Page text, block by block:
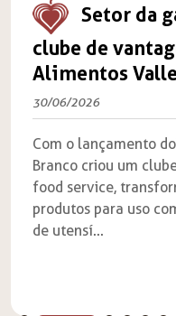
Setor da
clube de
Alimentos
30/06/2026
Com o lançamento
Branco criou um
food service,
produtos para uso
de utensí...